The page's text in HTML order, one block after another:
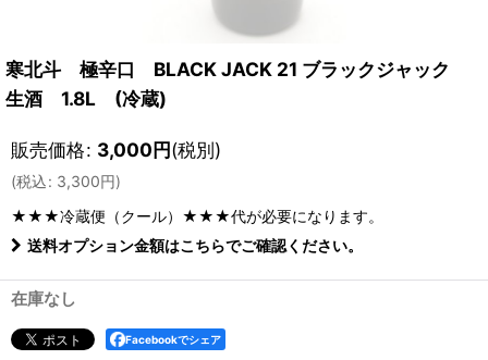
寒北斗 極辛口 BLACK JACK 21 ブラックジャック
生酒 1.8L (冷蔵)
販売価格: 3,000円(税別)
(税込: 3,300円)
★★★冷蔵便（クール）★★★代が必要になります。
送料オプション金額はこちらでご確認ください。
在庫なし
Facebookでシェア